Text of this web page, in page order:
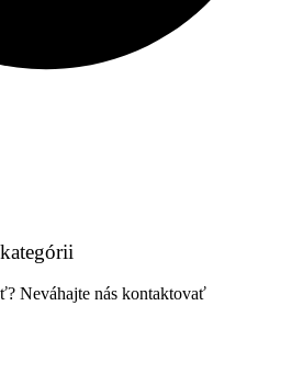
Neváhajte nás kontaktovať